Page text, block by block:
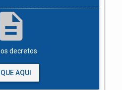
decretos
AQUI